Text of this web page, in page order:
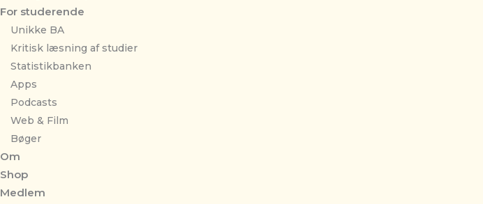
For studerende
Unikke BA
Kritisk læsning af studier
Statistikbanken
Apps
Podcasts
Web & Film
Bøger
Om
Shop
Medlem